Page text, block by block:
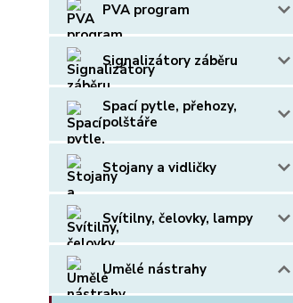
PVA program
Signalizátory záběru
Spací pytle, přehozy,
polštáře
Stojany a vidličky
Svítilny, čelovky, lampy
Umělé nástrahy